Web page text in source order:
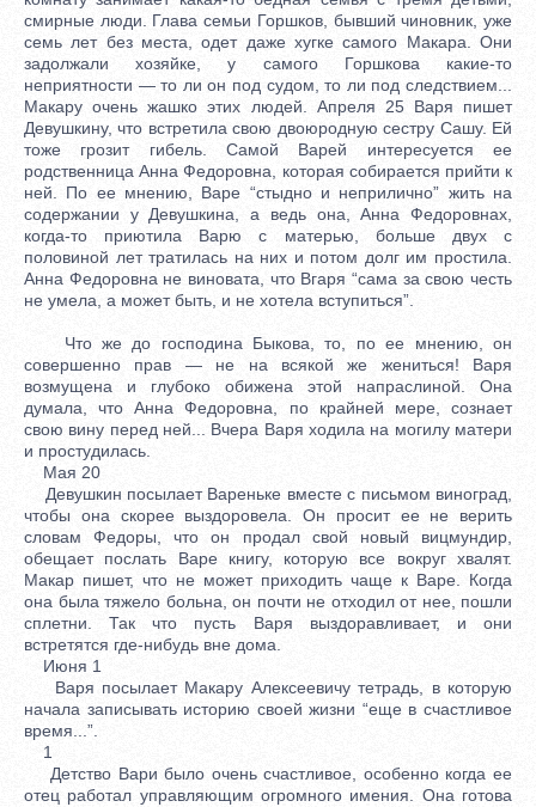
смирные люди. Глава семьи Горшков, бывший чиновник, уже
семь лет без места, одет даже хугке самого Макара. Они
задолжали хозяйке, у самого Горшкова какие-то
неприятности — то ли он под судом, то ли под следствием...
Макару очень жашко этих людей. Апреля 25 Варя пишет
Девушкину, что встретила свою двоюродную сестру Сашу. Ей
тоже грозит гибель. Самой Варей интересуется ее
родственница Анна Федоровна, которая собирается прийти к
ней. По ее мнению, Варе “стыдно и неприлично” жить на
содержании у Девушкина, а ведь она, Анна Федоровнах,
когда-то приютила Варю с матерью, больше двух с
половиной лет тратилась на них и потом долг им простила.
Анна Федоровна не виновата, что Вгаря “сама за свою честь
не умела, а может быть, и не хотела вступиться”.
Что же до господина Быкова, то, по ее мнению, он
совершенно прав — не на всякой же жениться! Варя
возмущена и глубоко обижена этой напраслиной. Она
думала, что Анна Федоровна, по крайней мере, сознает
свою вину перед ней... Вчера Варя ходила на могилу матери
и простудилась.
Мая 20
Девушкин посылает Вареньке вместе с письмом виноград,
чтобы она скорее выздоровела. Он просит ее не верить
словам Федоры, что он продал свой новый вицмундир,
обещает послать Варе книгу, которую все вокруг хвалят.
Макар пишет, что не может приходить чаще к Варе. Когда
она была тяжело больна, он почти не отходил от нее, пошли
сплетни. Так что пусть Варя выздоравливает, и они
встретятся где-нибудь вне дома.
Июня 1
Варя посылает Макару Алексеевичу тетрадь, в которую
начала записывать историю своей жизни “еще в счастливое
время...”.
1
Детство Вари было очень счастливое, особенно когда ее
отец работал управляющим огромного имения. Она готова